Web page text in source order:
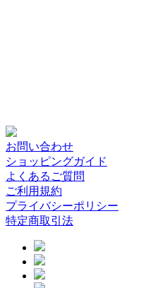
お問い合わせ
ショッピングガイド
よくあるご質問
ご利用規約
プライバシーポリシー
特定商取引法